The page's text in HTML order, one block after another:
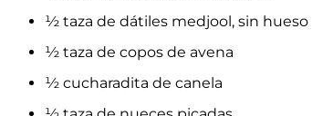
½ taza de dátiles medjool, sin hueso
½ taza de copos de avena
½ cucharadita de canela